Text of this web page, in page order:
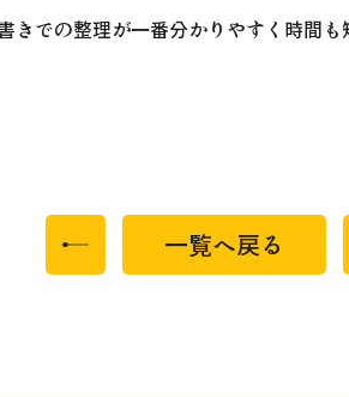
での整理が一番分かりやすく時間も
一覧へ戻る